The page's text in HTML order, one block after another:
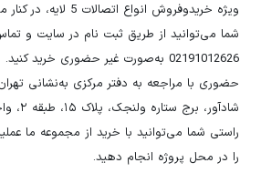
ویژه خریدوفروش انواع
شما می‌توانید از طریق ثبت نام در سایت و
02191012626 به‌صورت غیر حضوری خرید
حضوری با مراجعه به دفتر مرکزی به‌نشانی
راستی شما می‌توانید با خرید از مجموعه ما
را در محل پروژه انجام دهید.